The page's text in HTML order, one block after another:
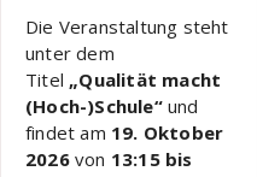
Die Veranstaltung steht
unter dem
Titel „Qualität macht
(Hoch-)Schule“und
findet am 19. Oktober
2026 von 13:15 bis